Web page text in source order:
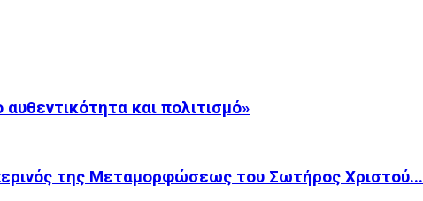
και πολιτισμό»
της Μεταμορφώσεως του Σωτήρος Χριστού...